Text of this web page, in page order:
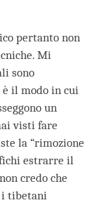
pertanto non
Mi
sono
è il modo in cui
un
visti fare
la “rimozione
estrarre il
credo che
i tibetani